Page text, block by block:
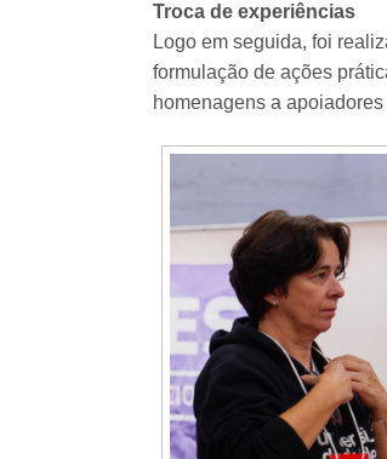
Troca de experiências
Logo em seguida, foi
formulação de ações
homenagens a